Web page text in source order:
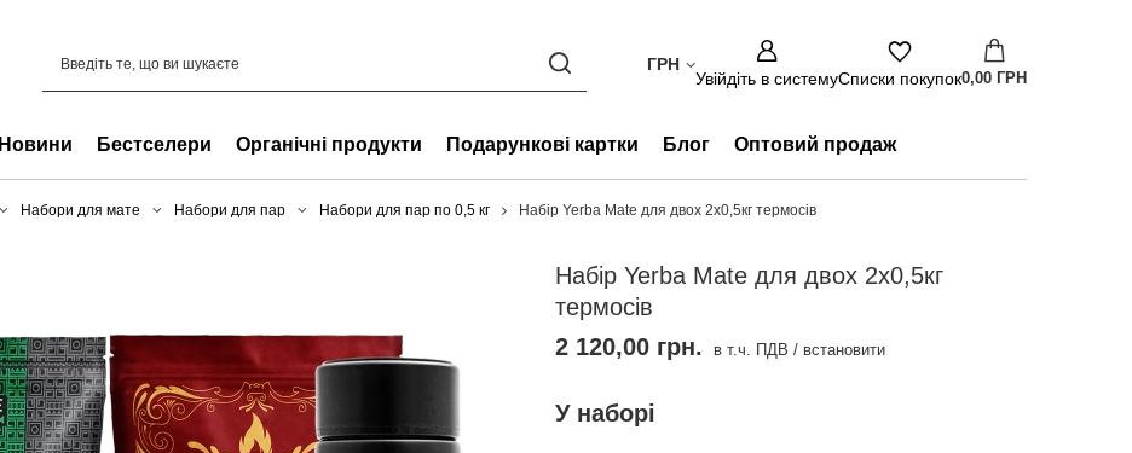
ГРН
Увійдіть в системуСписки покупок0,00 ГРН
Новини Бестселери Органічні продукти Подарункові картки Блог Оптовий продаж
Набори для мате Набори для пар Набори для пар по 0,5 кг Набір Yerba Mate для двох 2х0,5кг термосів
Набір Yerba Mate для двох 2х0,5кг
термосів
У наборі
2 120,00 грн. в т.ч. ПДВ / встановити